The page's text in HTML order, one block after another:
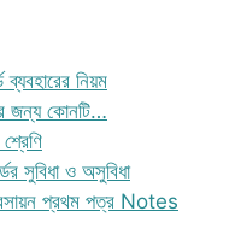
নিয়ম
জন্য কোনটি…
সুবিধা ও অসুবিধা
রসায়ন প্রথম পত্র Notes